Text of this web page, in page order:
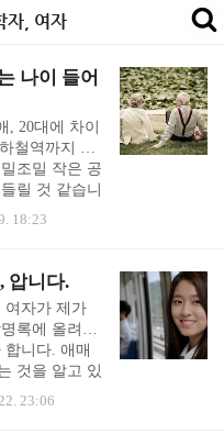
자, 여자
나이 들어
, 20대에 차이
철역까지 걸
조밀 작은 공
릴 것 같습니
아주머니에
"어디가세
"나도 한 번
아요?" 여
시길래 버스
동이요" 여기
아주머니의
... 이게 끝이
18:23
압니다.
여자가 제가
록에 올려주
니다. 애매
것을 알고 있
여직원 회사
점심 먹고 들
23:06